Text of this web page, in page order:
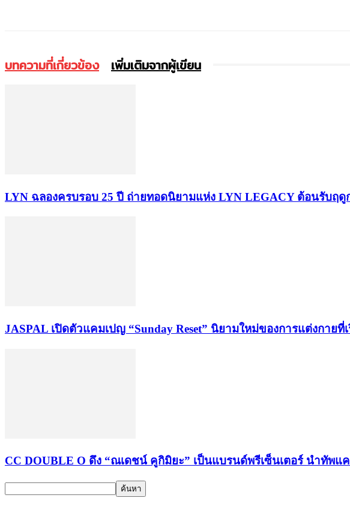
บทความที่เกี่ยวข้อง เพิ่มเติมจากผู้เขียน
LYN ฉลองครบรอบ 25 ปี ถ่ายทอดนิยามแห่ง LYN LEGACY ต้อนรับฤดู
JASPAL เปิดตัวแคมเปญ “Sunday Reset” นิยามใหม่ของการแต่งกาย
CC DOUBLE O ดึง “ณเดชน์ คูกิมิยะ” เป็นแบรนด์พรีเซ็นเตอร์ นำทัพแ